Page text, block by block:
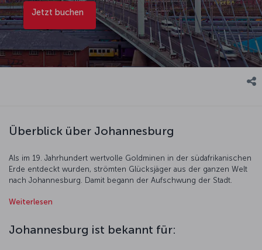
Jetzt buchen
Überblick über Johannesburg
Als im 19. Jahrhundert wertvolle Goldminen in der südafrikanischen
Erde entdeckt wurden, strömten Glücksjäger aus der ganzen Welt
nach Johannesburg. Damit begann der Aufschwung der Stadt.
heute zu den beliebtesten Reisezielen auf dem Globus. Machen
MuseuMAfricA, wo die Geschichte Johannesburgs anschaulich
präsentiert wird. In der Ausstellung „Sound of the City“ (Klänge der
Weiterlesen
Johannesburg ist bekannt für: